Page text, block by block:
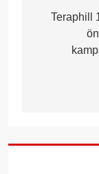
Teraphill